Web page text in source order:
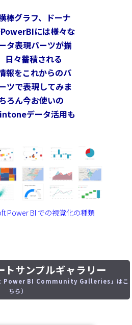
棒グラフ、ドーナ
には様々な
タ表現パーツが揃
日々蓄積される
をこれからのパ
ツで表現してみま
ろん今お使いの
データ活用も
Power BI での視覚化の種類
サンプルギャラリー
Power BI Community Galleries」はこ
ちら）